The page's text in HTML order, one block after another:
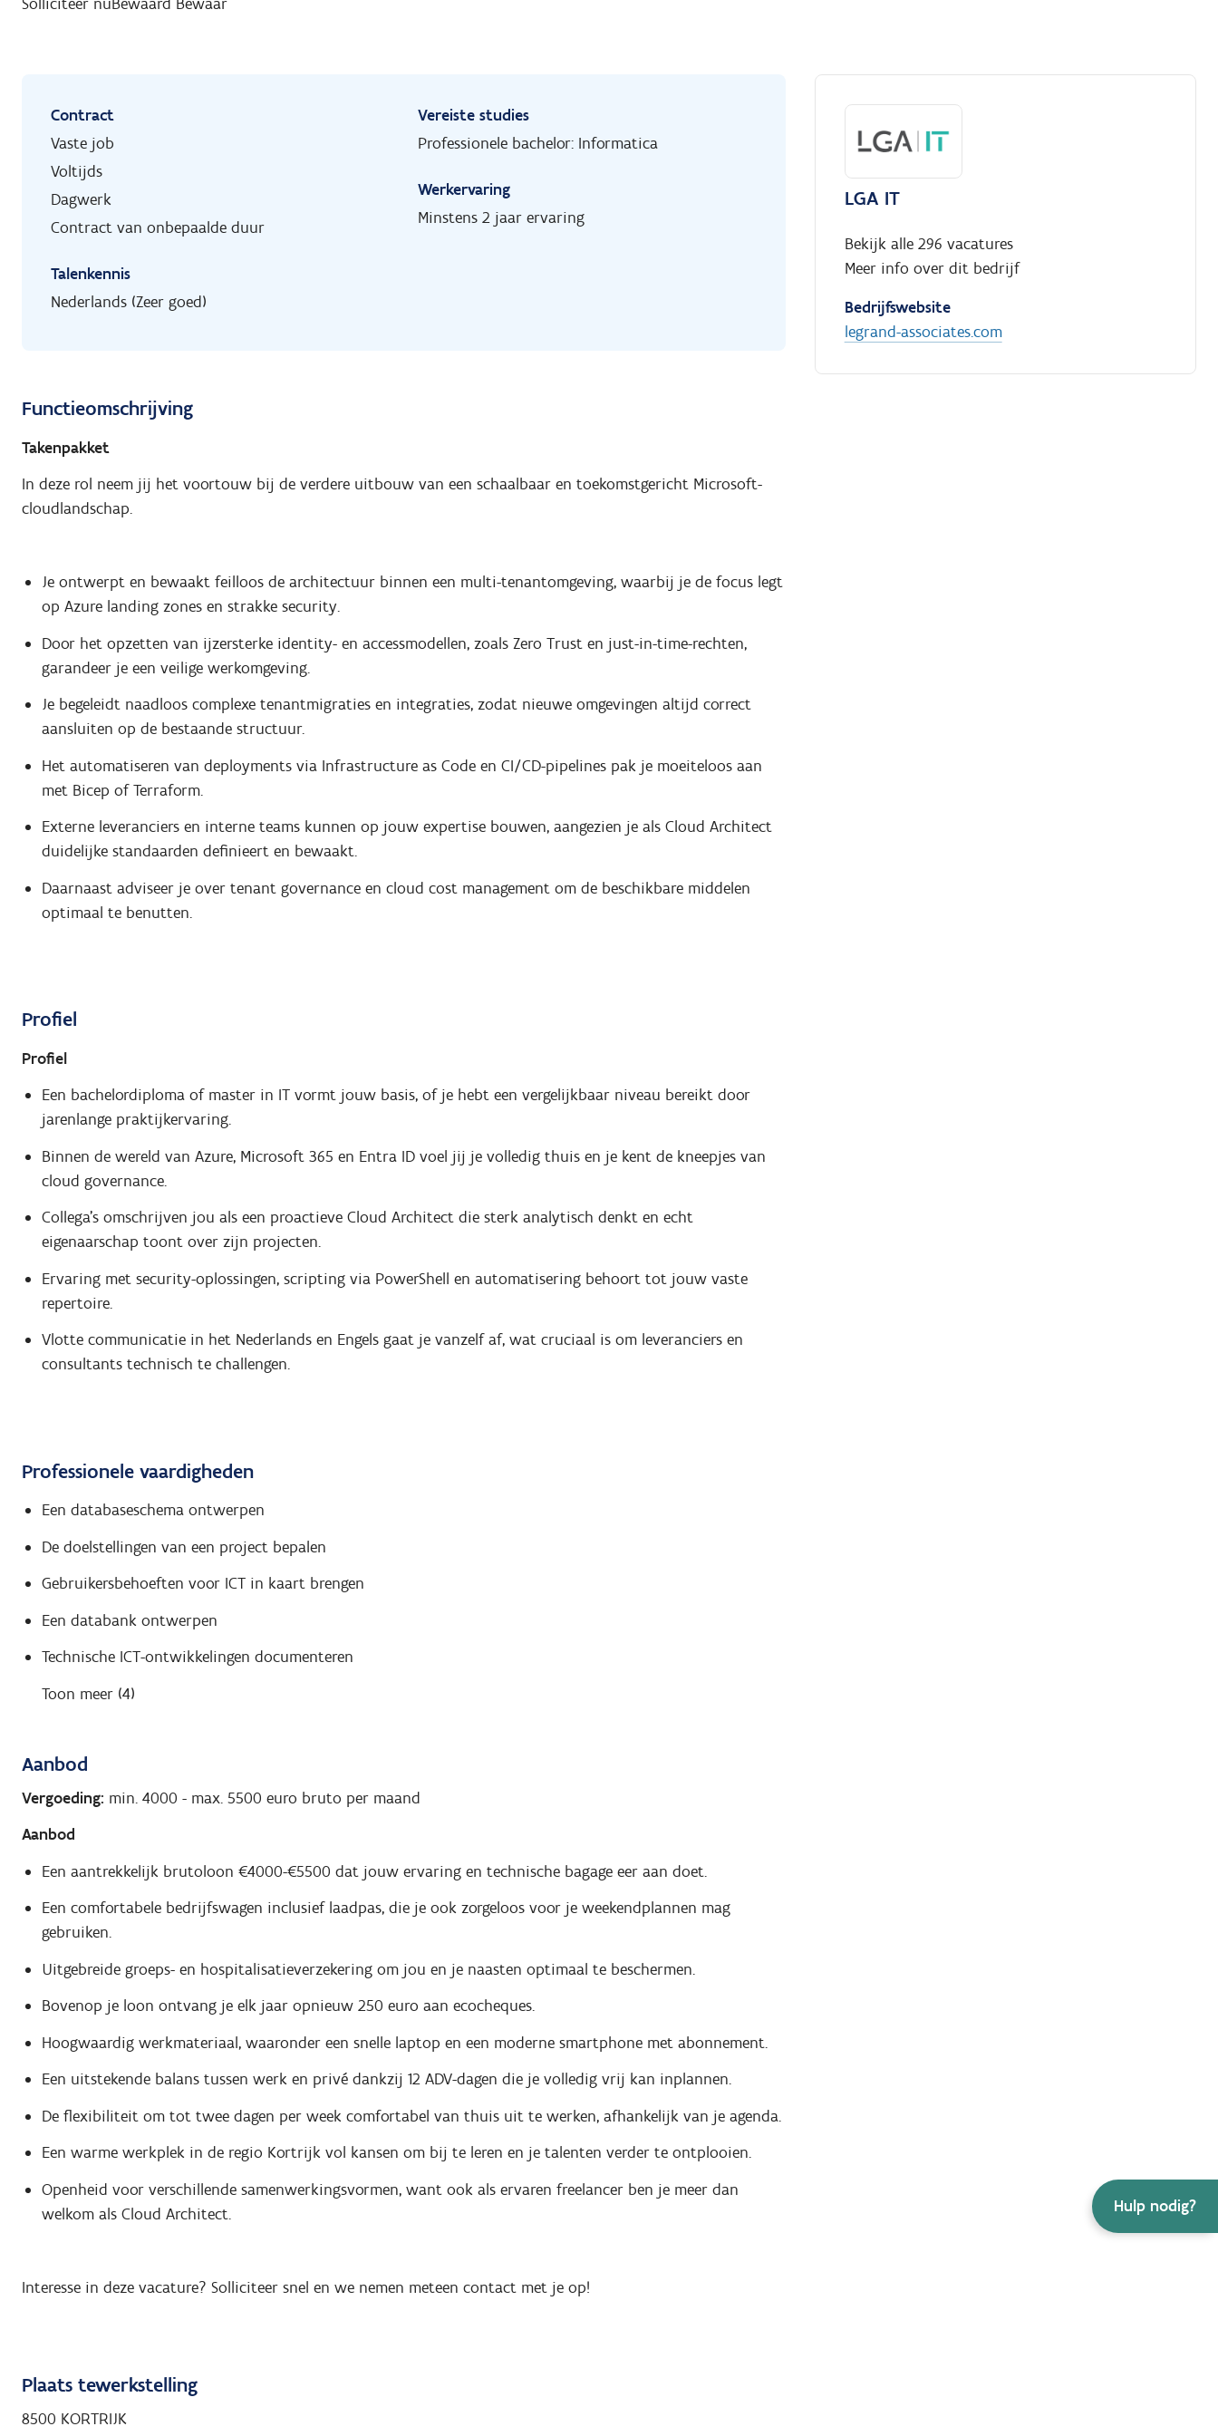
Hulp nodig?
Contract
Vaste job
Voltijds
Dagwerk
Contract van onbepaalde duur
Talenkennis
Nederlands (Zeer goed)
Vereiste studies
Professionele bachelor: Informatica
Werkervaring
Minstens 2 jaar ervaring
Functieomschrijving
Takenpakket
In deze rol neem jij het voortouw bij de verdere uitbouw van een schaalbaar en toekomstgericht Microsoft-
cloudlandschap.
Je ontwerpt en bewaakt feilloos de architectuur binnen een multi-tenantomgeving, waarbij je de focus legt
op Azure landing zones en strakke security.
Door het opzetten van ijzersterke identity- en accessmodellen, zoals Zero Trust en just-in-time-rechten,
garandeer je een veilige werkomgeving.
Je begeleidt naadloos complexe tenantmigraties en integraties, zodat nieuwe omgevingen altijd correct
aansluiten op de bestaande structuur.
Het automatiseren van deployments via Infrastructure as Code en CI/CD-pipelines pak je moeiteloos aan
met Bicep of Terraform.
Externe leveranciers en interne teams kunnen op jouw expertise bouwen, aangezien je als Cloud Architect
duidelijke standaarden definieert en bewaakt.
Daarnaast adviseer je over tenant governance en cloud cost management om de beschikbare middelen
optimaal te benutten.
Profiel
Profiel
Een bachelordiploma of master in IT vormt jouw basis, of je hebt een vergelijkbaar niveau bereikt door
jarenlange praktijkervaring.
Binnen de wereld van Azure, Microsoft 365 en Entra ID voel jij je volledig thuis en je kent de kneepjes van
cloud governance.
Collega's omschrijven jou als een proactieve Cloud Architect die sterk analytisch denkt en echt
eigenaarschap toont over zijn projecten.
Ervaring met security-oplossingen, scripting via PowerShell en automatisering behoort tot jouw vaste
repertoire.
Vlotte communicatie in het Nederlands en Engels gaat je vanzelf af, wat cruciaal is om leveranciers en
consultants technisch te challengen.
Professionele vaardigheden
Een databaseschema ontwerpen
De doelstellingen van een project bepalen
Gebruikersbehoeften voor ICT in kaart brengen
Een databank ontwerpen
Technische ICT-ontwikkelingen documenteren
Toon meer (4)
Aanbod
Vergoeding: min. 4000 - max. 5500 euro bruto per maand
Aanbod
Een aantrekkelijk brutoloon €4000-€5500 dat jouw ervaring en technische bagage eer aan doet.
Een comfortabele bedrijfswagen inclusief laadpas, die je ook zorgeloos voor je weekendplannen mag
gebruiken.
Uitgebreide groeps- en hospitalisatieverzekering om jou en je naasten optimaal te beschermen.
Bovenop je loon ontvang je elk jaar opnieuw 250 euro aan ecocheques.
Hoogwaardig werkmateriaal, waaronder een snelle laptop en een moderne smartphone met abonnement.
Een uitstekende balans tussen werk en privé dankzij 12 ADV-dagen die je volledig vrij kan inplannen.
De flexibiliteit om tot twee dagen per week comfortabel van thuis uit te werken, afhankelijk van je agenda.
Een warme werkplek in de regio Kortrijk vol kansen om bij te leren en je talenten verder te ontplooien.
Openheid voor verschillende samenwerkingsvormen, want ook als ervaren freelancer ben je meer dan
welkom als Cloud Architect.
Interesse in deze vacature? Solliciteer snel en we nemen meteen contact met je op!
LGA IT
Bekijk alle 296 vacatures
Meer info over dit bedrijf
Bedrijfswebsite
legrand-associates.com
Plaats tewerkstelling
8500 KORTRIJK